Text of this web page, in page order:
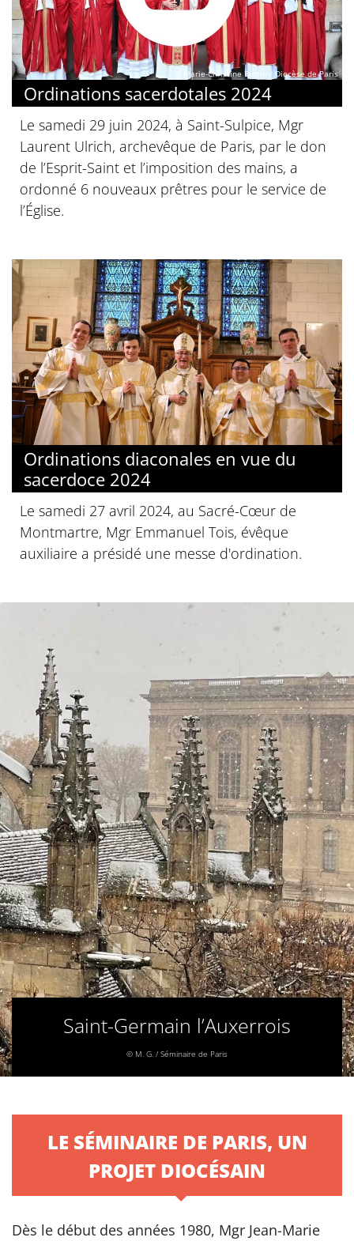
© Marie-Christine Bertin / Diocèse de Paris
Ordinations sacerdotales 2024
Le samedi 29 juin 2024, à Saint-Sulpice, Mgr
Laurent Ulrich, archevêque de Paris, par le don
de l’Esprit-Saint et l’imposition des mains, a
ordonné 6 nouveaux prêtres pour le service de
l’Église.
Ordinations diaconales en vue du
sacerdoce 2024
Le samedi 27 avril 2024, au Sacré-Cœur de
Montmartre, Mgr Emmanuel Tois, évêque
auxiliaire a présidé une messe d'ordination.
Saint-Germain l’Auxerrois
© M. G. / Séminaire de Paris
LE SÉMINAIRE DE PARIS, UN
PROJET DIOCÉSAIN
Dès le début des années 1980, Mgr Jean-Marie